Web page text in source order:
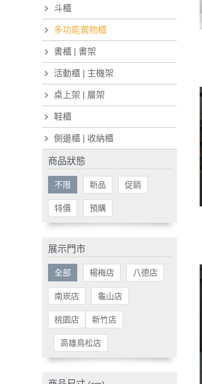
斗櫃
多功能置物櫃
書櫃 | 書架
活動櫃 | 主機架
桌上架 | 層架
鞋櫃
側邊櫃 | 收納櫃
商品狀態
不限 新品 促銷
特價 預購
展示門市
全部 楊梅店 八德店
南崁店 龜山店
桃園店 新竹店
高雄鳥松店